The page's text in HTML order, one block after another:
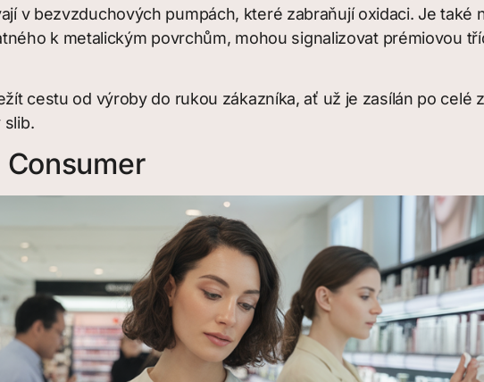
v bezvzduchových pumpách, které zabraňují oxidaci. Je také
k metalickým povrchům, mohou signalizovat prémiovou
cestu od výroby do rukou zákazníka, ať už je zasílán po celé
slib.